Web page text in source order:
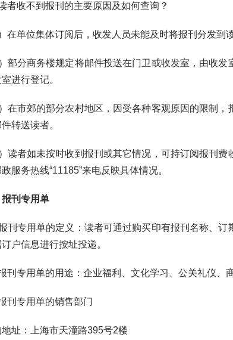
收不到报刊的主要原因及如何查询？
单位集体订阅后，收发人员未能及时将报刊分发到读
分商务楼规定将邮件投送在门卫或收发室，由收发
进行登记。
市郊的部分农村地区，因受各种客观原因的限制，
转送读者。
者如未按时收到报刊或其它情况，可持订阅报刊费
服务热线“11185”来电反映具体情况。
报刊专用单
专用单的定义：读者可通过购买印有报刊名称、订
户信息进行按址投递。
专用单的用途：企业福利、文化学习、公关礼仪、
专用单的销售部门
：上海市天潼路395号2楼